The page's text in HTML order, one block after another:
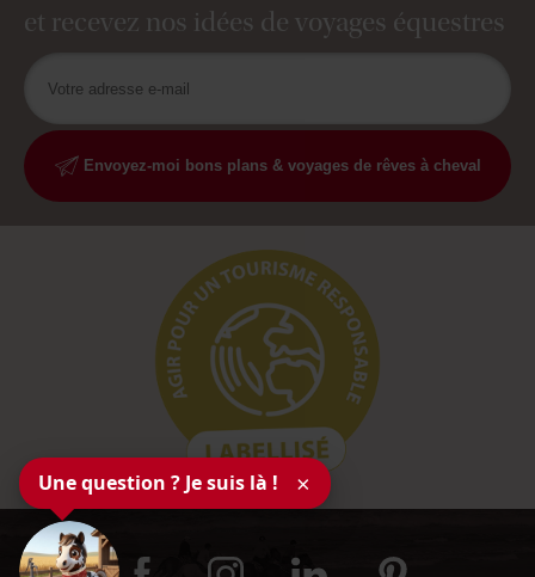
et recevez nos idées de voyages équestres
Envoyez-moi bons plans & voyages de rêves à cheval
Une question ? Je suis là ! ×